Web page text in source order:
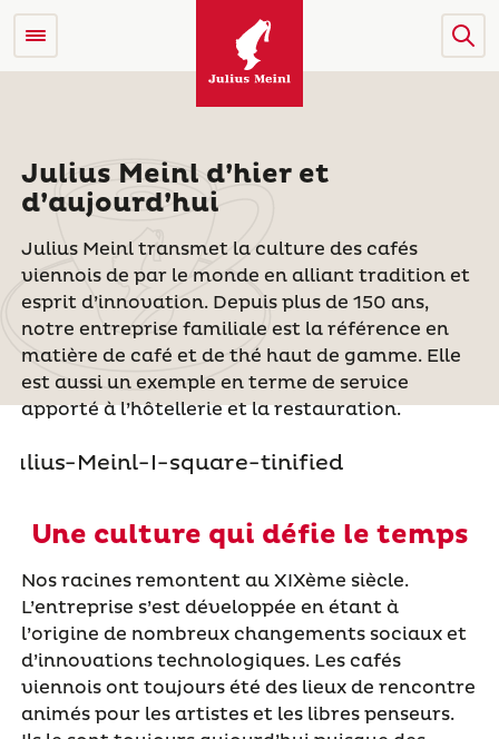
Julius Meinl d’hier et
d’aujourd’hui
Julius Meinl transmet la culture des cafés
viennois de par le monde en alliant tradition et
esprit d’innovation. Depuis plus de 150 ans,
notre entreprise familiale est la référence en
matière de café et de thé haut de gamme. Elle
est aussi un exemple en terme de service
apporté à l’hôtellerie et la restauration.
Une culture qui défie le temps
Nos racines remontent au XIXème siècle.
L’entreprise s’est développée en étant à
l’origine de nombreux changements sociaux et
d’innovations technologiques. Les cafés
viennois ont toujours été des lieux de rencontre
animés pour les artistes et les libres penseurs.